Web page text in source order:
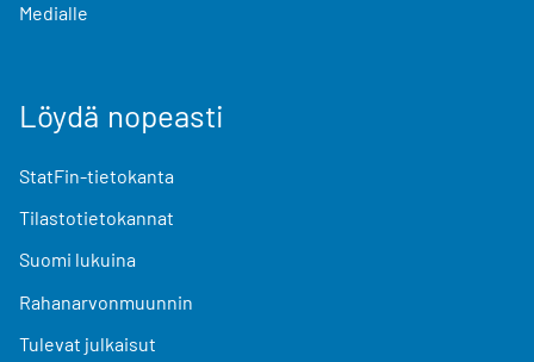
Medialle
Löydä nopeasti
StatFin-tietokanta
Tilastotietokannat
Suomi lukuina
Rahanarvonmuunnin
Tulevat julkaisut